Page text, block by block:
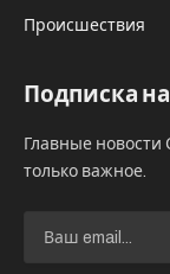
Происшествия
Подписка
Главные
только важное.